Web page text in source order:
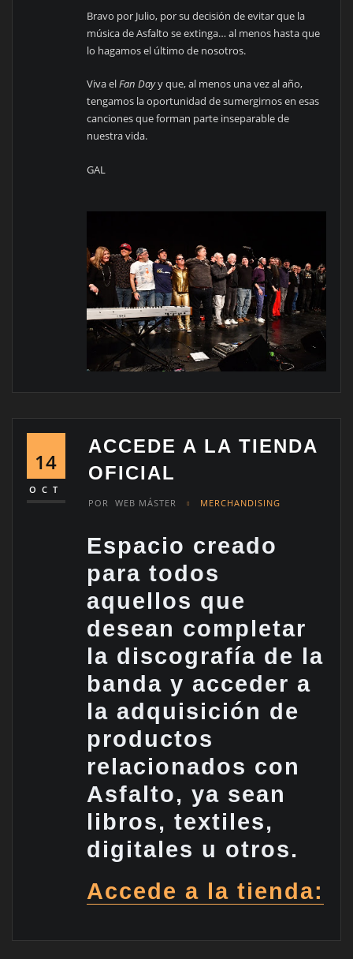
Bravo por Julio, por su decisión de evitar que la
música de Asfalto se extinga… al menos hasta que
lo hagamos el último de nosotros.
Viva elFan Dayy que, al menos una vez al año,
tengamos la oportunidad de sumergirnos en esas
canciones que forman parte inseparable de
nuestra vida.
GAL
14
OCT
ACCEDE A LA TIENDA
OFICIAL
POR WEB MÁSTER MERCHANDISING
Espacio creado
para todos
aquellos que
desean completar
la discografía de la
banda y acceder a
la adquisición de
productos
relacionados con
Asfalto, ya sean
libros, textiles,
digitales u otros.
Accede a la tienda: